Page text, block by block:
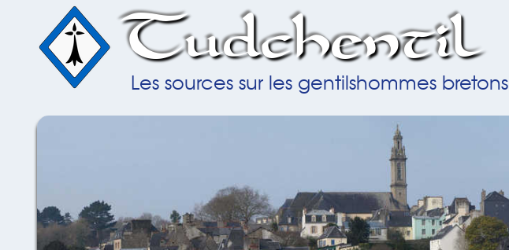
Tudchentil
Les sources sur les gentilshommes bretons